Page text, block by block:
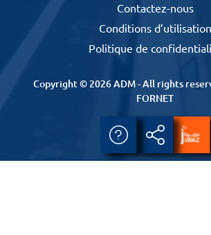
Contactez-nous
Conditions d’utilisation
Politique de
Copyright © 2026 ADM - All rights
FORNET